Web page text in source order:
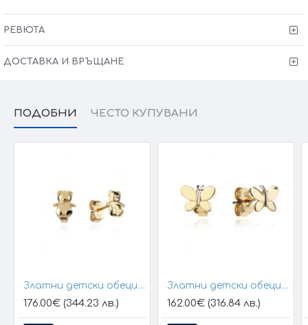
Kрайната цена и теглото може да варират тъй като
нашите продукти се изработват ръчно +/- 10% според
размера на изделието. При онлайн поръчка, ще се
свържем с Вас, за да уточним всички характеристики и
изисквания за изработката.
РЕВЮТА
ДОСТАВКА И ВРЪЩАНЕ
ПОДОБНИ ЧЕСТО КУПУВАНИ
Златни детски обеци Teddy bear
176.00€ (344.23 лв.)
Златни детски обеци Animalia
162.00€ (316.84 лв.)